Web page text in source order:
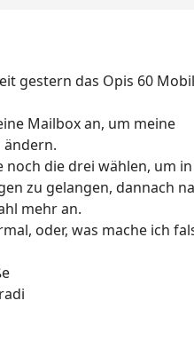
gestern das Opis 60
Mailbox an, um meine
ändern.
noch die drei wählen, um
zu gelangen, dannach
mehr an.
oder, was mache ich